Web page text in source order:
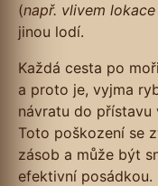
(např. vlivem
jinou lodí.
Každá cesta po
a proto je, vyjma
návratu do
Toto poškození se
zásob a může být
efektivní posádkou.